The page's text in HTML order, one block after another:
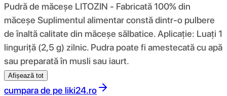
Pudră de măceșe LITOZIN - Fabricată 100% din
măceșe Suplimentul alimentar constă dintr-o pulbere
de înaltă calitate din măceșe sălbatice. Aplicație: Luați 1
linguriță (2,5 g) zilnic. Pudra poate fi amestecată cu apă
sau preparată în musli sau iaurt.
Afișează tot
cumpara de pe liki24.ro